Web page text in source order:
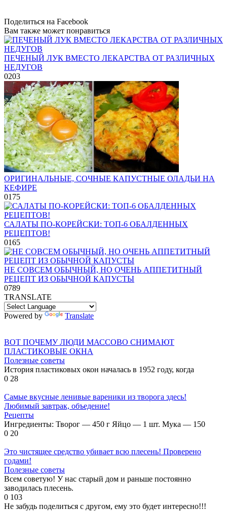
Поделиться на Facebook
Вам также может понравиться
ПЕЧЕНЫЙ ЛУК ВМЕСТО ЛЕКАРСТВА ОТ РАЗЛИЧНЫХ
НЕДУГОВ
0203
ОРИГИНАЛЬНЫЕ, СОЧНЫЕ КАПУСТНЫЕ ОЛАДЬИ НА
КЕФИРЕ
0175
САЛАТЫ ПО-КОРЕЙСКИ: ТОП-6 ОБАЛДЕННЫХ
РЕЦЕПТОВ!
0165
НЕ СОВСЕМ ОБЫЧНЫЙ, НО ОЧЕНЬ АППЕТИТНЫЙ
РЕЦЕПТ ИЗ ОБЫЧНОЙ КАПУСТЫ
0789
TRANSLATE
Powered by Translate
ВОТ ПОЧЕМУ ЛЮДИ МАССОВО СНИМАЮТ
ПЛАСТИКОВЫЕ ОКНА
Полезные советы
История пластиковых окон началась в 1952 году, когда
0 28
Самые вкусные ленивые вареники из творога здесь!
Любимый завтрак, объедение!
Рецепты
Ингредиенты: Творог — 450 г Яйцо — 1 шт. Мука — 150
0 20
Это чистящее средство убивает всю плесень! Проверено
годами!
Полезные советы
Всем советую! У нас старый дом и раньше постоянно
заводилась плесень.
0 103
Не забудь поделиться с другом, ему это будет интересно!!!